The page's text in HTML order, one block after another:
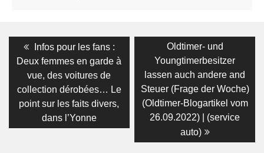
Navigation
de
l’article
Previous
post:
Infos pour les fans :
Deux femmes en garde à
vue, des voitures de
collection dérobées… Le
point sur les faits divers,
dans l’Yonne
Next
post:
Oldtimer- und
Youngtimerbesitzer
lassen auch andere and
Steuer (Frage der Woche)
(Oldtimer-Blogartikel vom
26.09.2022) | (service
auto)